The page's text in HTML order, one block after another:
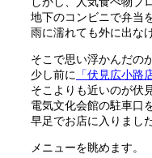
地下のコンビニで弁当
雨に濡れても外に出な
そこで思い浮かんだの
少し前に
「伏見広小路
そこよりも近いのが伏
電気文化会館の駐車口
早足でお店に入りました
メニューを眺めます。